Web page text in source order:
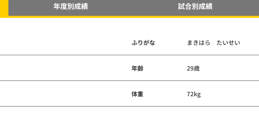
年度別成績 試合別成績
ふりがな まきはら たいせい
年齢 29歳
体重 72kg